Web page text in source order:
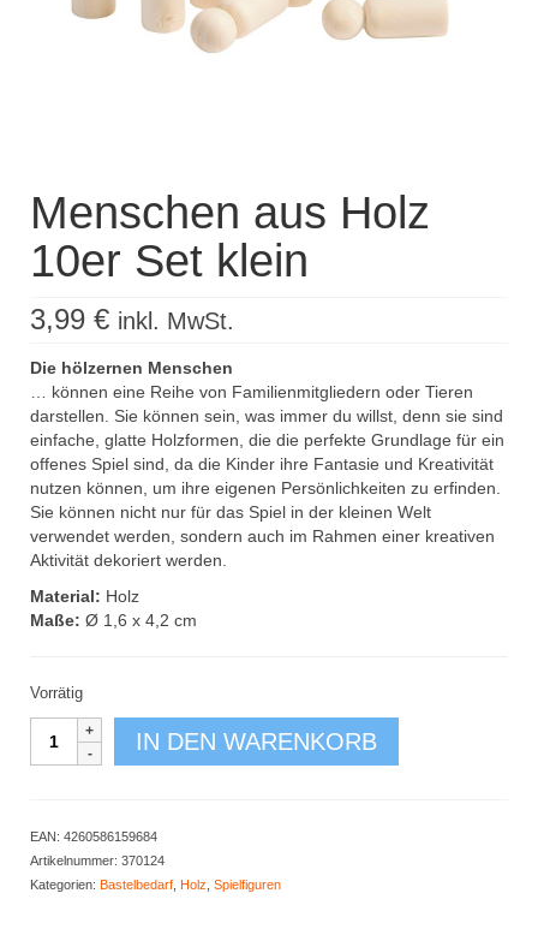
Products
search
Menschen aus Holz
10er Set klein
3,99 € inkl. MwSt.
Die hölzernen Menschen
… können eine Reihe von Familienmitgliedern oder Tieren
darstellen. Sie können sein, was immer du willst, denn sie sind
einfache, glatte Holzformen, die die perfekte Grundlage für ein
offenes Spiel sind, da die Kinder ihre Fantasie und Kreativität
nutzen können, um ihre eigenen Persönlichkeiten zu erfinden.
Sie können nicht nur für das Spiel in der kleinen Welt
verwendet werden, sondern auch im Rahmen einer kreativen
Aktivität dekoriert werden.
Material: Holz
Maße: Ø 1,6 x 4,2 cm
Vorrätig
Menschen
aus
IN DEN WARENKORB
EAN: 4260586159684
Artikelnummer: 370124
Kategorien: Bastelbedarf Holz Spielfiguren